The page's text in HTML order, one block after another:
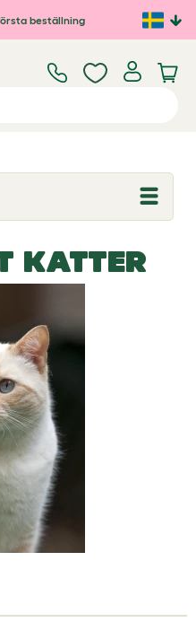
beställning
KATTER